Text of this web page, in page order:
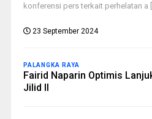
konferensi pers terkait perhelatan a
23 September 2024
PALANGKA RAYA
Fairid Naparin Optimis
Jilid II